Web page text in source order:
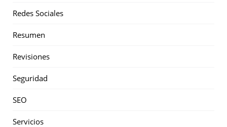
Redes Sociales
Resumen
Revisiones
Seguridad
SEO
Servicios